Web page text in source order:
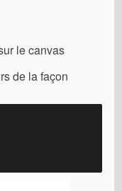
le canvas
de la façon